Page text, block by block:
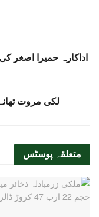
اداکارہ حمیرا اصغر
لکی مروت
متعلقہ پوسٹس